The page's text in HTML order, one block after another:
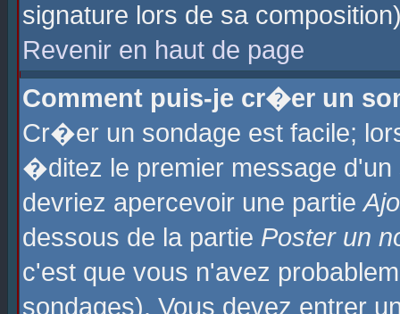
signature lors de sa
Revenir en haut de page
Comment puis-je cr�er un
Cr�er un sondage est facile;
�ditez le premier message
devriez apercevoir une partie
dessous de la partie Poster un
c'est que vous n'avez
sondages). Vous devez entrer